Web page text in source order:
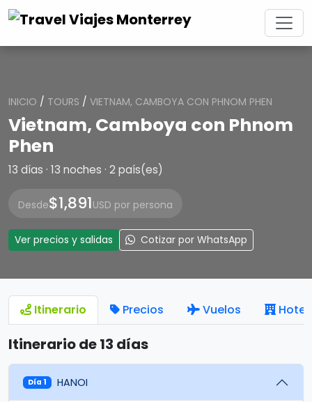
INICIO / TOURS / VIETNAM, CAMBOYA CON PHNOM PHEN
Vietnam, Camboya con Phnom
Phen
13 días · 13 noches · 2 país(es)
Desde$1,891USD por persona
Ver precios y salidas Cotizar por WhatsApp
Itinerario Precios Vuelos
Itinerario de 13 días
Día 1 HANOI